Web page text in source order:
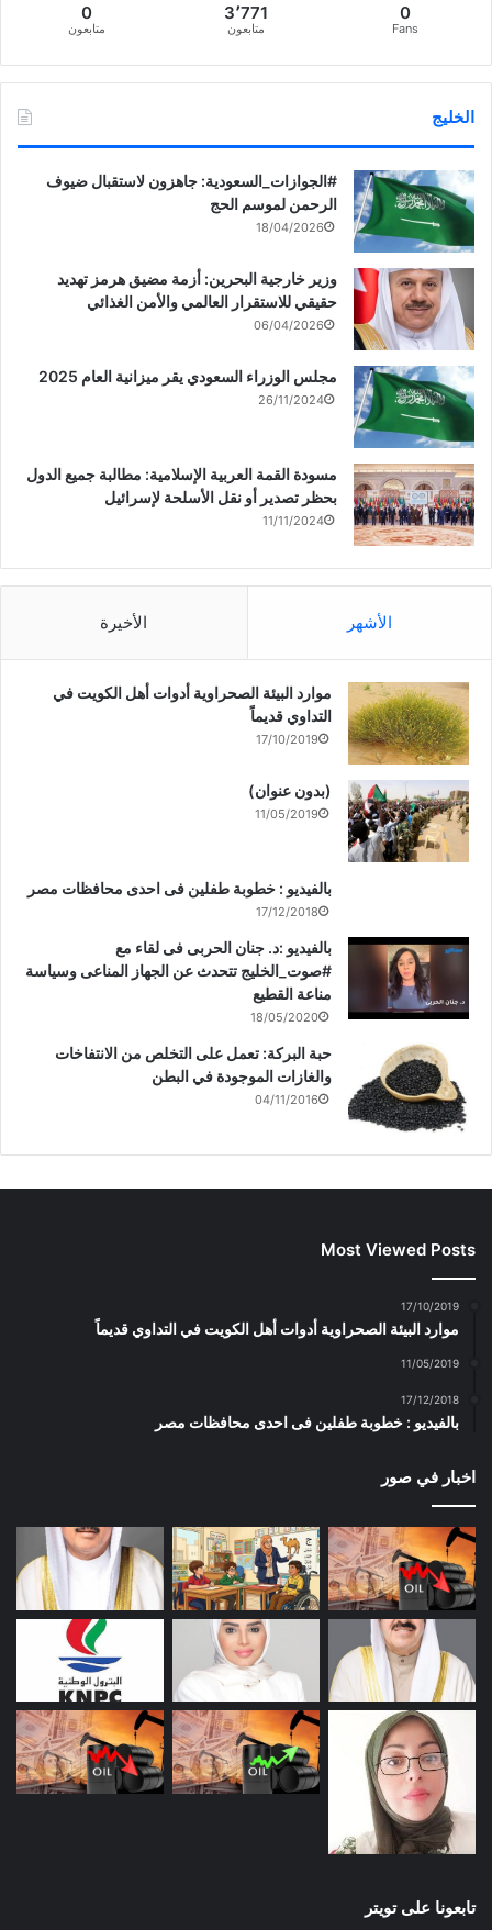
0
Fans
3٬771
متابعون
0
متابعون
الخليج
‏‎#الجوازات_السعودية: جاهزون لاستقبال ضيوف
الرحمن لموسم الحج
18/04/2026
وزير خارجية البحرين: أزمة مضيق هرمز تهديد
حقيقي للاستقرار العالمي والأمن الغذائي
06/04/2026
مجلس الوزراء السعودي يقر ميزانية العام 2025
26/11/2024
مسودة القمة العربية الإسلامية: مطالبة جميع الدول
بحظر تصدير أو نقل الأسلحة لإسرائيل
11/11/2024
الأشهر الأخيرة
موارد البيئة الصحراوية أدوات أهل الكويت في
التداوي قديماً
17/10/2019
(بدون عنوان)
11/05/2019
بالفيديو : خطوبة طفلين فى احدى محافظات مصر
17/12/2018
بالفيديو :د. جنان الحربى فى لقاء مع
#صوت_الخليج تتحدث عن الجهاز المناعى وسياسة
مناعة القطيع
18/05/2020
حبة البركة: تعمل على التخلص من الانتفاخات
والغازات الموجودة في البطن
04/11/2016
Most Viewed Posts
17/10/2019
موارد البيئة الصحراوية أدوات أهل الكويت في التداوي قديماً
11/05/2019
17/12/2018
بالفيديو : خطوبة طفلين فى احدى محافظات مصر
اخبار في صور
تابعونا على تويتر